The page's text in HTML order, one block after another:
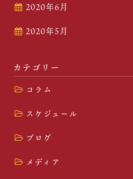
2020年6月
2020年5月
カテゴリー
コラム
スケジュール
ブログ
メディア